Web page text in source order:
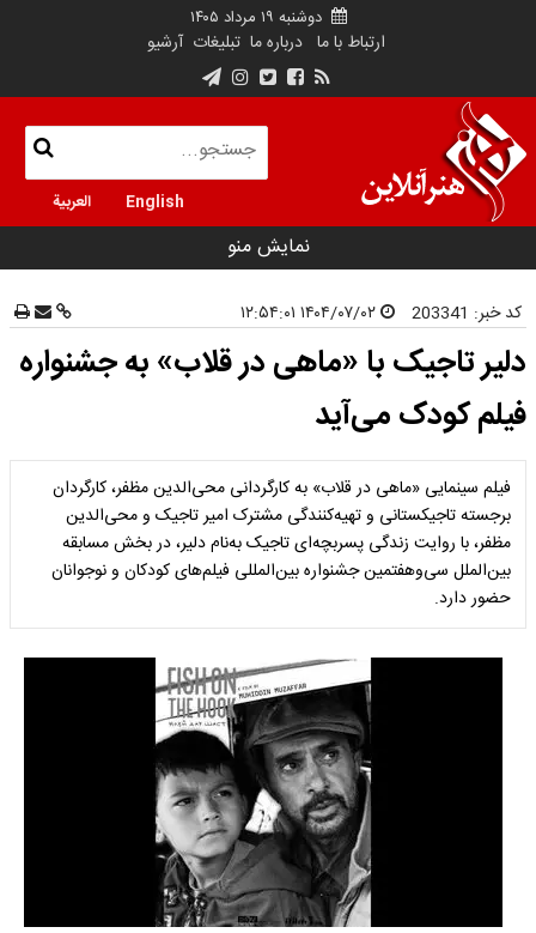
دوشنبه ۱۹ مرداد ۱۴۰۵
ارتباط با ما درباره ما تبلیغات آرشیو
English العربية
نمایش منو
کد خبر: 203341
دلیر تاجیک با «ماهی در قلاب» به جشنواره
فیلم کودک می‌آید
فیلم سینمایی «ماهی در قلاب» به کارگردانی محی‌الدین مظفر، کارگردان
برجسته تاجیکستانی و تهیه‌کنندگی مشترک امیر تاجیک و محی‌الدین
مظفر، با روایت زندگی پسربچه‌ای تاجیک به‌نام دلیر، در بخش مسابقه
بین‌الملل سی‌وهفتمین جشنواره بین‌المللی فیلم‌های کودکان و نوجوانان
حضور دارد.